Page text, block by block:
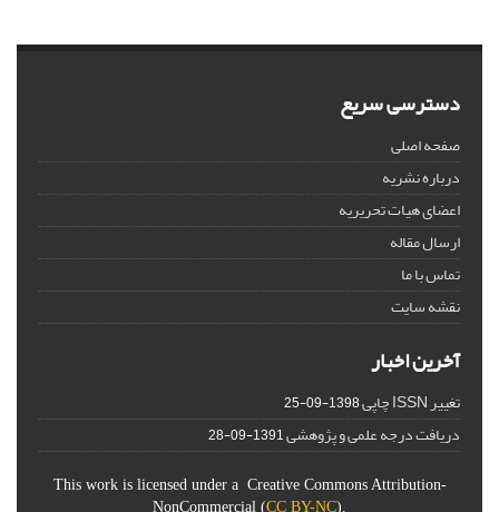
دسترسی سریع
صفحه اصلی
درباره نشریه
اعضای هیات تحریریه
ارسال مقاله
تماس با ما
نقشه سایت
آخرین اخبار
تغییر ISSN چاپی 1398-09-25
دریافت درجه علمی و پژوهشی1391-09-28
This work is licensed under a Creative Commons Attribution-
NonCommercial (CC BY-NC).